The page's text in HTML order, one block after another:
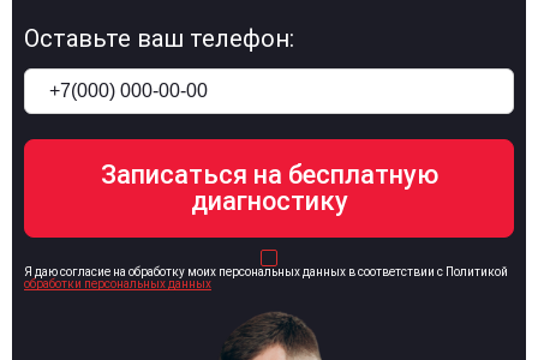
Оставьте ваш телефон:
Я даю согласие на обработку моих персональных данных в соответствии с Политикой
обработки персональных данных